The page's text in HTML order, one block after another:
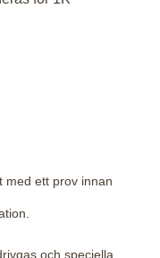
med ett prov innan
och speciella